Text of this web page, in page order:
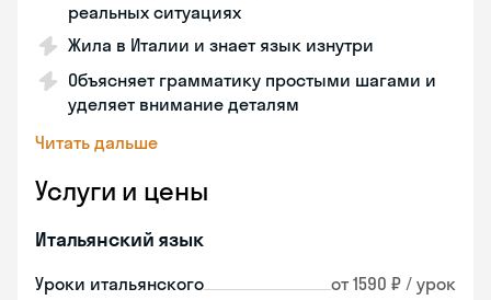
реальных ситуациях
Жила в Италии и знает язык изнутри
Объясняет грамматику простыми шагами и
уделяет внимание деталям
Читать дальше
Услуги и цены
Итальянский язык
Уроки итальянского от 1590 ₽ / урок